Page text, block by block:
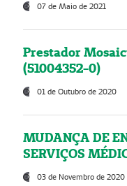
07 de Maio de 2021
Prestador
(51004352-0)
01 de Outubro de 2020
MUDANÇA DE
SERVIÇOS
03 de Novembro de 2020